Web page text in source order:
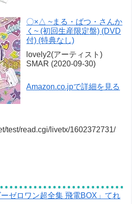
〇×△ ~まる・ばつ・さんか
く~ (初回生産限定盤) (DVD
付) (特典なし)
lovely2(アーティスト)
SMAR (2020-09-30)
Amazon.co.jpで詳細を見る
test/read.cgi/livetx/1602372731/
ーゼロワン超全集 飛電BOX」てれ